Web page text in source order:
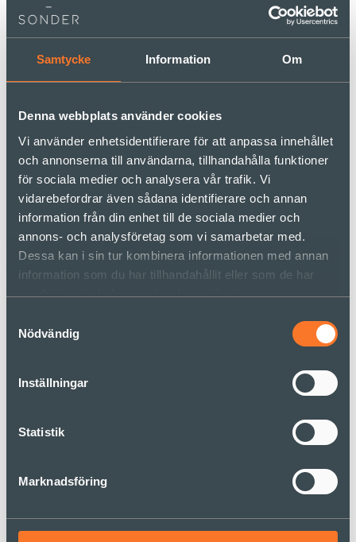
Samtycke Information Om
Denna webbplats använder cookies
Vi använder enhetsidentifierare för att anpassa innehållet
och annonserna till användarna, tillhandahålla funktioner
för sociala medier och analysera vår trafik. Vi
vidarebefordrar även sådana identifierare och annan
information från din enhet till de sociala medier och
annons- och analysföretag som vi samarbetar med.
Dessa kan i sin tur kombinera informationen med annan
information som du har tillhandahållit eller som de har
samlat in när du har använt deras tjänster.
Nödvändig
Inställningar
Statistik
Marknadsföring
Events och inspelningar
Vi på Sonder
Om Sonder
Vårt företag
Karriär
Kontakta oss
När ska vi på riktigt våga lämna Taylors
organisationslogik?
Läs mer
Aktuellt
Förändring
Riktning
Alla artiklar